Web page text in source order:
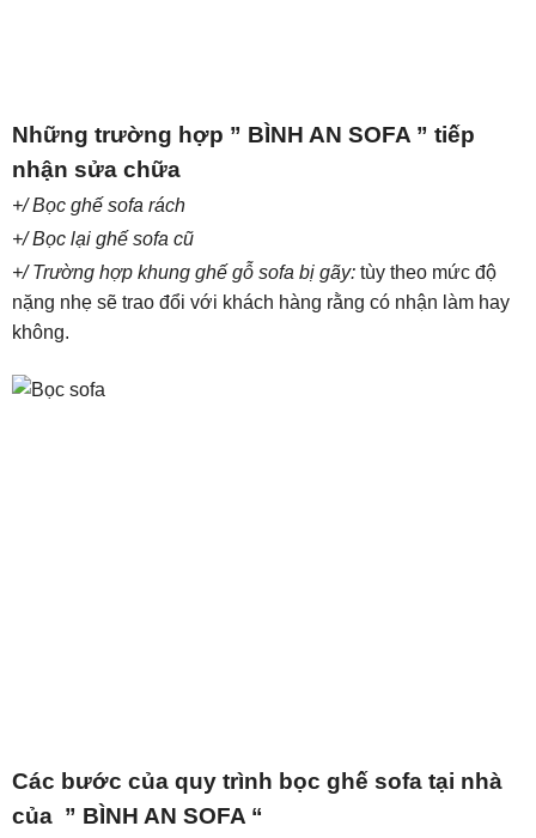
Những trường hợp ” BÌNH AN SOFA ” tiếp
nhận sửa chữa
+/ Bọc ghế sofa rách
+/ Bọc lại ghế sofa cũ
+/ Trường hợp khung ghế gỗ sofa bị gãy: tùy theo mức độ
nặng nhẹ sẽ trao đổi với khách hàng rằng có nhận làm hay
không.
Các bước của quy trình bọc ghế sofa tại nhà
của ” BÌNH AN SOFA “